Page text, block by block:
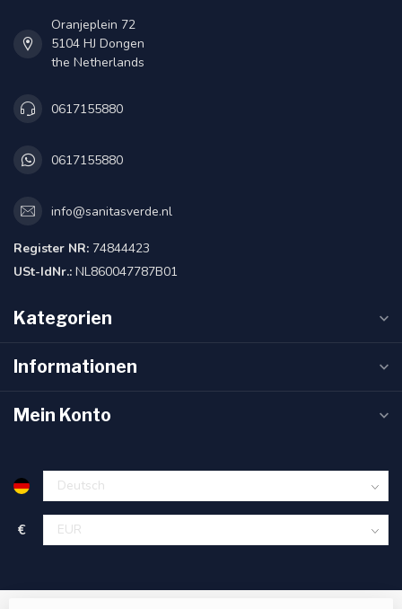
Oranjeplein 72
5104 HJ Dongen
the Netherlands
0617155880
0617155880
info@sanitasverde.nl
Register NR: 74844423
USt-IdNr.: NL860047787B01
Kategorien
Informationen
Mein Konto
€